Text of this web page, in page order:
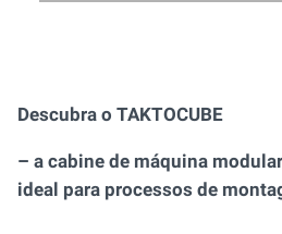
Descubra o TAKTOCUBE
– a cabine de máquina
ideal para processos de